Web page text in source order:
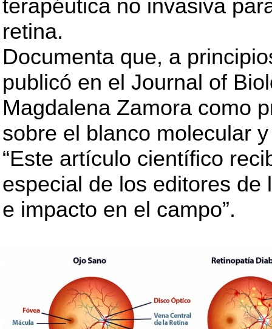
terapéutica no invasiva
retina.
Documenta que, a
publicó en el Journal of
Magdalena Zamora como
sobre el blanco molecular
“Este artículo científico
especial de los editores
e impacto en el campo”.